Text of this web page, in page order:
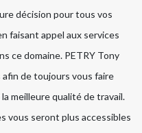
décision pour tous vos
faisant appel aux services
ce domaine. PETRY Tony
de toujours vous faire
meilleure qualité de travail.
vous seront plus accessibles